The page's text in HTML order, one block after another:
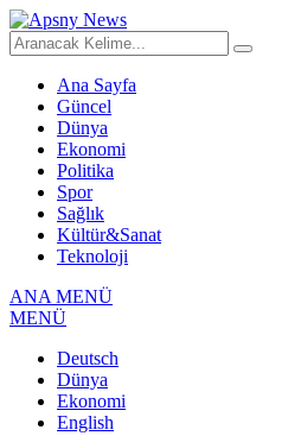
Ana Sayfa
Güncel
Dünya
Ekonomi
Politika
Spor
Sağlık
Kültür&Sanat
Teknoloji
ANA MENÜ
MENÜ
Deutsch
Dünya
Ekonomi
English